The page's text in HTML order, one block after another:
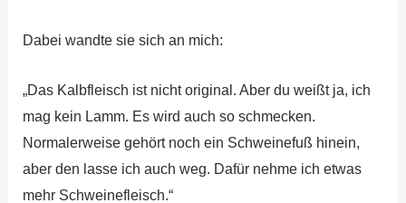
Dabei wandte sie sich an mich:
„Das Kalbfleisch ist nicht original. Aber du weißt ja, ich
mag kein Lamm. Es wird auch so schmecken.
Normalerweise gehört noch ein Schweinefuß hinein,
aber den lasse ich auch weg. Dafür nehme ich etwas
mehr Schweinefleisch.“